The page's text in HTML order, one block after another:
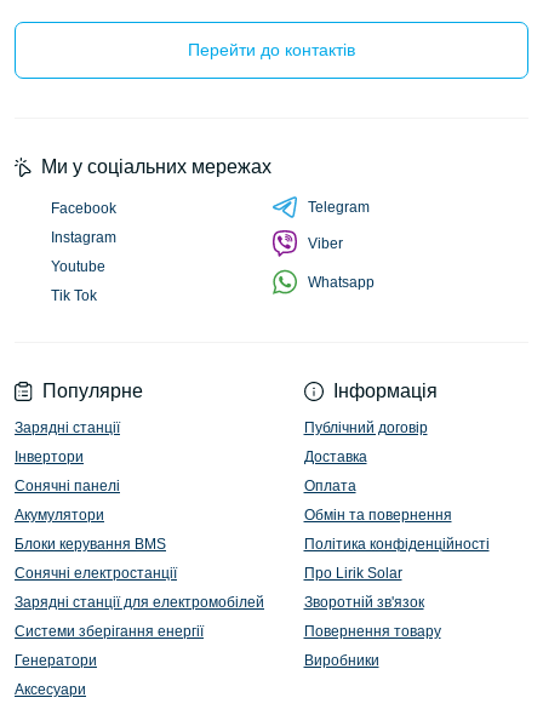
Перейти до контактів
Популярне
Зарядні станції
Інвертори
Сонячні панелі
Акумулятори
Блоки керування BMS
Сонячні електростанції
Зарядні станції для електромобілей
Системи зберігання енергії
Генератори
Аксесуари
Інформація
Публічний договір
Доставка
Оплата
Обмін та повернення
Політика конфіденційності
Про Lirik Solar
Зворотній зв'язок
Повернення товару
Виробники
Ми у соціальних мережах
Facebook
Instagram
Youtube
Tik Tok
Telegram
Viber
Whatsapp